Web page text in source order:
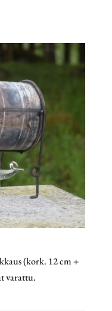
(kork. 12 cm +
varattu.